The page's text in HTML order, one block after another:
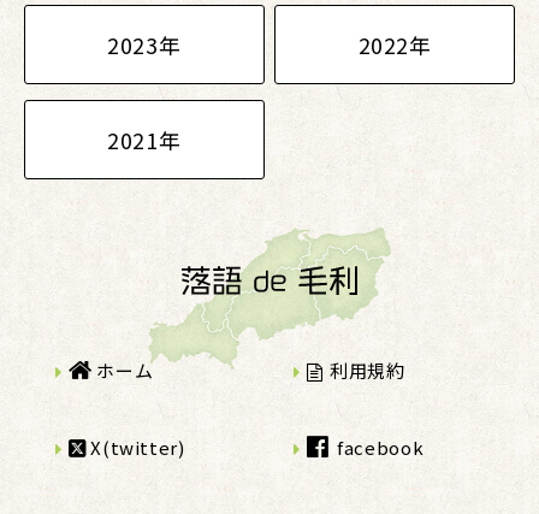
2023年 2022年
2021年
ホーム 利用規約
X(twitter) facebook